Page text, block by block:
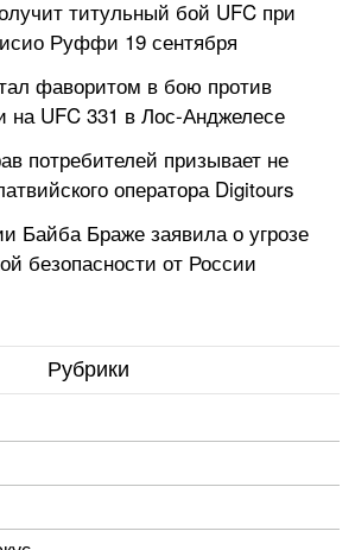
титульный бой UFC при
Руффи 19 сентября
фаворитом в бою против
UFC 331 в Лос-Анджелесе
потребителей призывает не
оператора Digitours
Байба Браже заявила о угрозе
безопасности от России
Рубрики